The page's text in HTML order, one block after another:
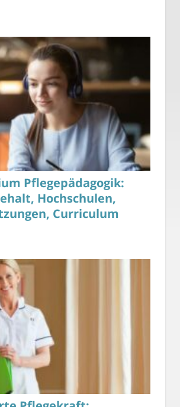
Pflegepädagogik:
Hochschulen,
Curriculum